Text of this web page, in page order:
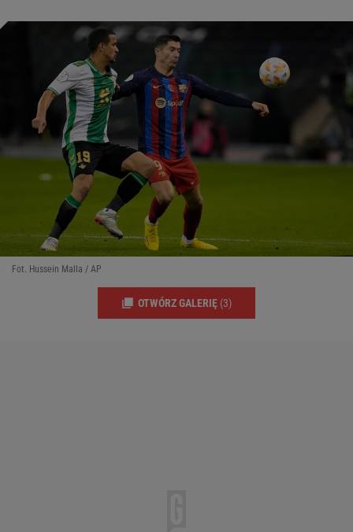
Fot. Hussein Malla / AP
OTWÓRZ GALERIĘ (3)